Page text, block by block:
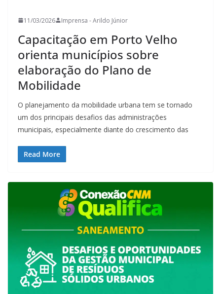
11/03/2026 Imprensa - Arildo Júnior
Capacitação em Porto Velho
orienta municípios sobre
elaboração do Plano de
Mobilidade
O planejamento da mobilidade urbana tem se tornado
um dos principais desafios das administrações
municipais, especialmente diante do crescimento das
Read More